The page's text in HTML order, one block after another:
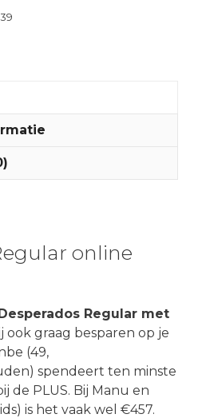
online
Regular met
ook graag besparen op je
(49,
spendeert ten minste
de PLUS. Bij Manu en
is het vaak wel €457.